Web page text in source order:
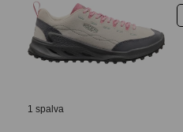
1 spalva